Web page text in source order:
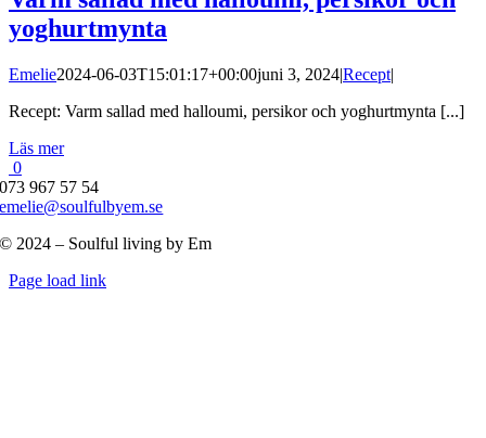
yoghurtmynta
Emelie2024-06-03T15:01:17+00:00juni 3, 2024|Recept|
Recept: Varm sallad med halloumi, persikor och yoghurtmynta [...]
Läs mer
0
073 967 57 54
emelie@soulfulbyem.se
© 2024 – Soulful living by Em
Byt
Page load link